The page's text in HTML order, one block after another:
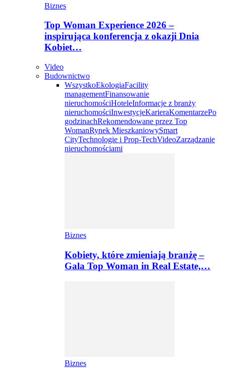
Biznes
Top Woman Experience 2026 –
inspirująca konferencja z okazji Dnia
Kobiet…
Video
Budownictwo
WszystkoEkologiaFacility
managementFinansowanie
nieruchomościHoteleInformacje z branży
nieruchomościInwestycjeKarieraKomentarzePo
godzinachRekomendowane przez Top
WomanRynek MieszkaniowySmart
CityTechnologie i Prop-TechVideoZarządzanie
nieruchomościami
Biznes
Kobiety, które zmieniają branżę –
Gala Top Woman in Real Estate,…
Biznes